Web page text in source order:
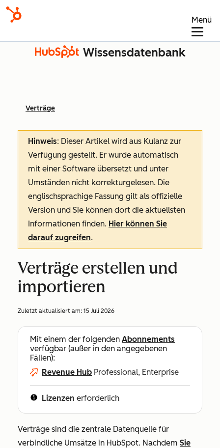
Menü
Wissensdatenbank
Verträge
Hinweis: Dieser Artikel wird aus Kulanz zur
Verfügung gestellt. Er wurde automatisch
mit einer Software übersetzt und unter
Umständen nicht korrekturgelesen. Die
englischsprachige Fassung gilt als offizielle
Version und Sie können dort die aktuellsten
Informationen finden. Hier können Sie
darauf zugreifen.
Verträge erstellen und
importieren
Zuletzt aktualisiert am: 15 Juli 2026
Mit einem der folgenden Abonnements
verfügbar (außer in den angegebenen
Fällen):
Revenue Hub Professional, Enterprise
Lizenzen erforderlich
Verträge sind die zentrale Datenquelle für
verbindliche Umsätze in HubSpot. Nachdem Sie